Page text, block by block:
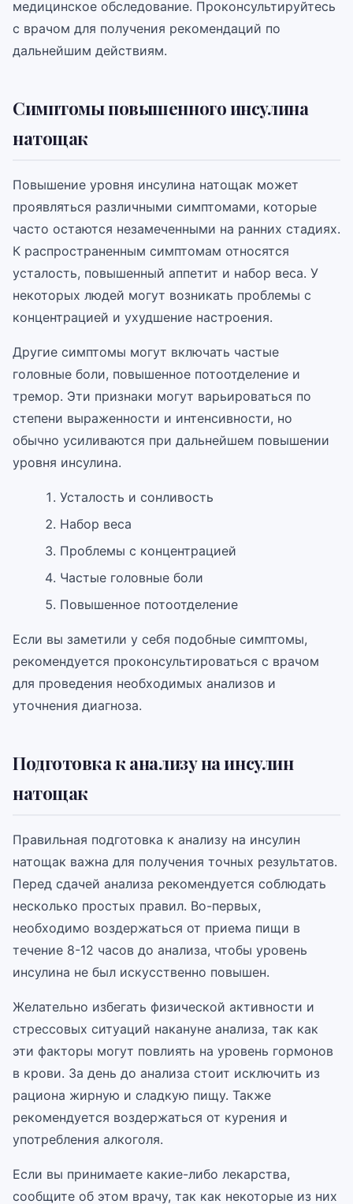
медицинское обследование. Проконсультируйтесь
с врачом для получения рекомендаций по
дальнейшим действиям.
Симптомы повышенного инсулина
натощак
Повышение уровня инсулина натощак может
проявляться различными симптомами, которые
часто остаются незамеченными на ранних стадиях.
К распространенным симптомам относятся
усталость, повышенный аппетит и набор веса. У
некоторых людей могут возникать проблемы с
концентрацией и ухудшение настроения.
Другие симптомы могут включать частые
головные боли, повышенное потоотделение и
тремор. Эти признаки могут варьироваться по
степени выраженности и интенсивности, но
обычно усиливаются при дальнейшем повышении
уровня инсулина.
Усталость и сонливость
Набор веса
Проблемы с концентрацией
Частые головные боли
Повышенное потоотделение
Если вы заметили у себя подобные симптомы,
рекомендуется проконсультироваться с врачом
для проведения необходимых анализов и
уточнения диагноза.
Подготовка к анализу на инсулин
натощак
Правильная подготовка к анализу на инсулин
натощак важна для получения точных результатов.
Перед сдачей анализа рекомендуется соблюдать
несколько простых правил. Во-первых,
необходимо воздержаться от приема пищи в
течение 8-12 часов до анализа, чтобы уровень
инсулина не был искусственно повышен.
Желательно избегать физической активности и
стрессовых ситуаций накануне анализа, так как
эти факторы могут повлиять на уровень гормонов
в крови. За день до анализа стоит исключить из
рациона жирную и сладкую пищу. Также
рекомендуется воздержаться от курения и
употребления алкоголя.
Если вы принимаете какие-либо лекарства,
сообщите об этом врачу, так как некоторые из них